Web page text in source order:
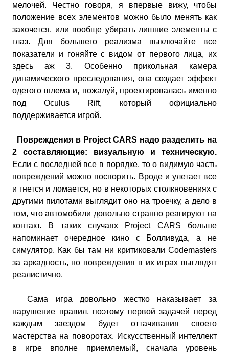
мелочей. Честно говоря, я впервые вижу, чтобы
положение всех элементов можно было менять как
захочется, или вообще убирать лишние элементы с
глаз. Для большего реализма выключайте все
показатели и гоняйте с видом от первого лица, их
здесь аж 3. Особенно прикольная камера
динамического преследования, она создает эффект
одетого шлема и, пожалуй, проектировалась именно
под Oculus Rift, который официально
поддерживается игрой.
Повреждения в Project CARS надо разделить на
2 составляющие: визуальную и техническую.
Если с последней все в порядке, то о видимую часть
повреждений можно поспорить. Вроде и улетает все
и гнется и ломается, но в некоторых столкновениях с
другими пилотами выглядит оно на троечку, а дело в
том, что автомобили довольно странно реагируют на
контакт. В таких случаях Project CARS больше
напоминает очередное кино с Болливуда, а не
симулятор. Как бы там ни критиковали Codemasters
за аркадность, но повреждения в их играх выглядят
реалистично.
Сама игра довольно жестко наказывает за
нарушение правил, поэтому первой задачей перед
каждым заездом будет оттачивания своего
мастерства на поворотах. Искусственный интеллект
в игре вполне приемлемый, сначала уровень